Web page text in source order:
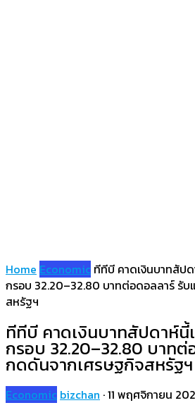
Home Economic ทีทีบี คาดเงินบาทสัป
กรอบ 32.20–32.80 บาทต่อดอลลาร์ รับ
สหรัฐฯ
ทีทีบี คาดเงินบาทสัปดาห์นี้
กรอบ 32.20–32.80 บาทต่
กดดันจากเศรษฐกิจสหรัฐฯ
Economic bizchan ·11 พฤศจิกายน